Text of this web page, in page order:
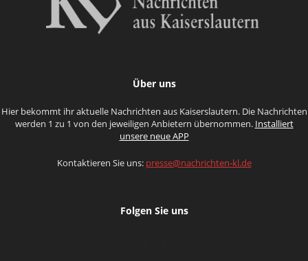
Über uns
Hier bekommt ihr aktuelle Nachrichten aus Kaiserslautern. Die Nachrichten
werden 1 zu 1 von den jeweiligen Anbietern übernommen. Installiert
unsere neue APP
Kontaktieren Sie uns: presse@nachrichten-kl.de
Folgen Sie uns